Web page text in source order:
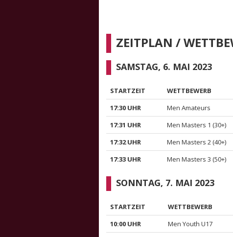
ZEITPLAN /
SAMSTAG, 6. MAI 2023
STARTZEIT WETTBEWERB
17:30 UHR
Men Amateurs
17:31 UHR
Men Masters 1 (30+)
17:32 UHR
Men Masters 2 (40+)
17:33 UHR
Men Masters 3 (50+)
SONNTAG, 7. MAI 2023
STARTZEIT WETTBEWERB
10:00 UHR
Men Youth U17